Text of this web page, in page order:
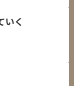
任さ
皆川 利仁